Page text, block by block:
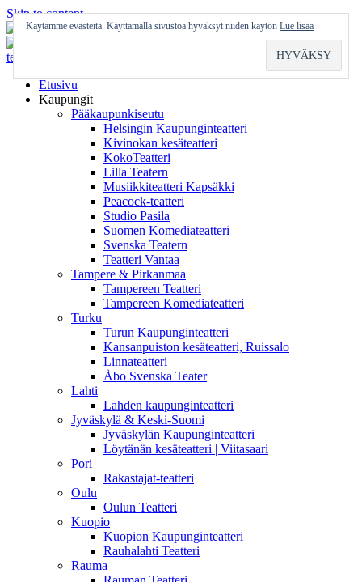
Skip to content
Etusivu
Kaupungit
Pääkaupunkiseutu
Helsingin Kaupunginteatteri
Kivinokan kesäteatteri
KokoTeatteri
Lilla Teatern
Musiikkiteatteri Kapsäkki
Peacock-teatteri
Studio Pasila
Suomen Komediateatteri
Svenska Teatern
Teatteri Vantaa
Tampere & Pirkanmaa
Tampereen Teatteri
Tampereen Komediateatteri
Turku
Turun Kaupunginteatteri
Kansanpuiston kesäteatteri, Ruissalo
Linnateatteri
Åbo Svenska Teater
Lahti
Lahden kaupunginteatteri
Jyväskylä & Keski-Suomi
Jyväskylän Kaupunginteatteri
Löytänän kesäteatteri | Viitasaari
Pori
Rakastajat-teatteri
Oulu
Oulun Teatteri
Kuopio
Kuopion Kaupunginteatteri
Rauhalahti Teatteri
Rauma
Käytämme evästeitä. Käyttämällä sivustoa hyväksyt niiden käytön Lue lisää